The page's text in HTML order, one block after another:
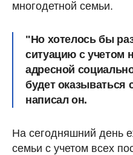
многодетной семьи.
"Но хотелось бы
ситуацию с учетом
адресной
будет оказываться
написал он.
На сегодняшний день
семьи с учетом всех